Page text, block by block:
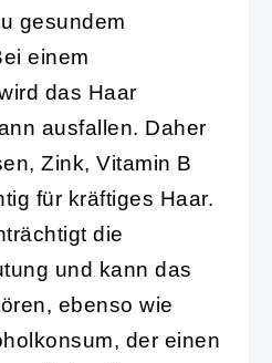
gesundem
einem
das Haar
ausfallen. Daher
Zink, Vitamin B
für kräftiges Haar.
die
und kann das
ebenso wie
der einen